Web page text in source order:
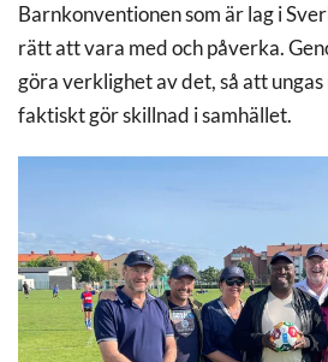
Barnkonventionen som är lag i
rätt att vara med och påverka.
göra verklighet av det, så att
faktiskt gör skillnad i samhället.